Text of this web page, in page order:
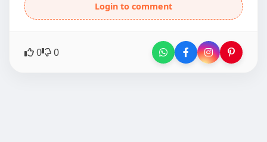
Login to comment
0 0